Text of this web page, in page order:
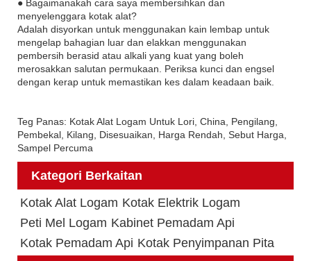
● Bagaimanakah cara saya membersihkan dan
menyelenggara kotak alat?
Adalah disyorkan untuk menggunakan kain lembap untuk
mengelap bahagian luar dan elakkan menggunakan
pembersih berasid atau alkali yang kuat yang boleh
merosakkan salutan permukaan. Periksa kunci dan engsel
dengan kerap untuk memastikan kes dalam keadaan baik.
Teg Panas: Kotak Alat Logam Untuk Lori, China, Pengilang,
Pembekal, Kilang, Disesuaikan, Harga Rendah, Sebut Harga,
Sampel Percuma
Kategori Berkaitan
Kotak Alat Logam Kotak Elektrik Logam
Peti Mel Logam Kabinet Pemadam Api
Kotak Pemadam Api Kotak Penyimpanan Pita